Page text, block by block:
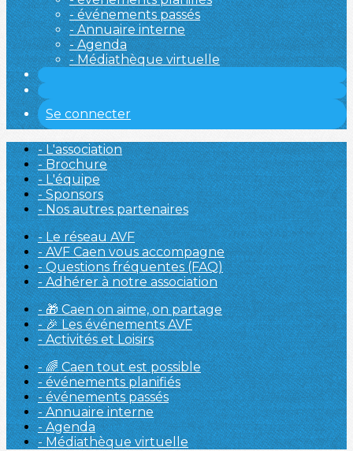
- événements passés
- Annuaire interne
- Agenda
- Médiathèque virtuelle
Se connecter
- L'association
- Brochure
- L'équipe
- Sponsors
- Nos autres partenaires
- Le réseau AVF
- AVF Caen vous accompagne
- Questions fréquentes (FAQ)
- Adhérer à notre association
- 🎁 Caen on aime, on partage
- 🎉 Les événements AVF
- Activités et Loisirs
- 🌈 Caen tout est possible
- événements planifiés
- événements passés
- Annuaire interne
- Agenda
- Médiathèque virtuelle